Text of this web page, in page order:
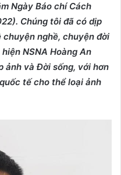
Ngày Báo chí Cách
. Chúng tôi đã có dịp
chuyện nghề, chuyện đời
hiện NSNA Hoàng An
ảnh và Đời sống, với hơn
tế cho thể loại ảnh